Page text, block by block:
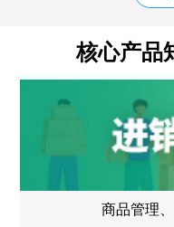
核心产品
商品管理